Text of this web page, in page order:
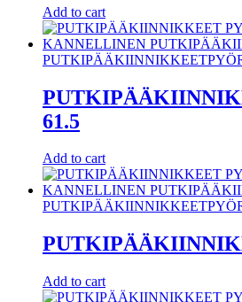
Add to cart
PUTKIPÄÄKIINNIKKEET
61.5
Add to cart
PUTKIPÄÄKIINNIKKEET
Add to cart